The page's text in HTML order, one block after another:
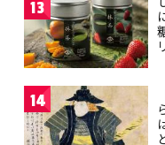
13
14